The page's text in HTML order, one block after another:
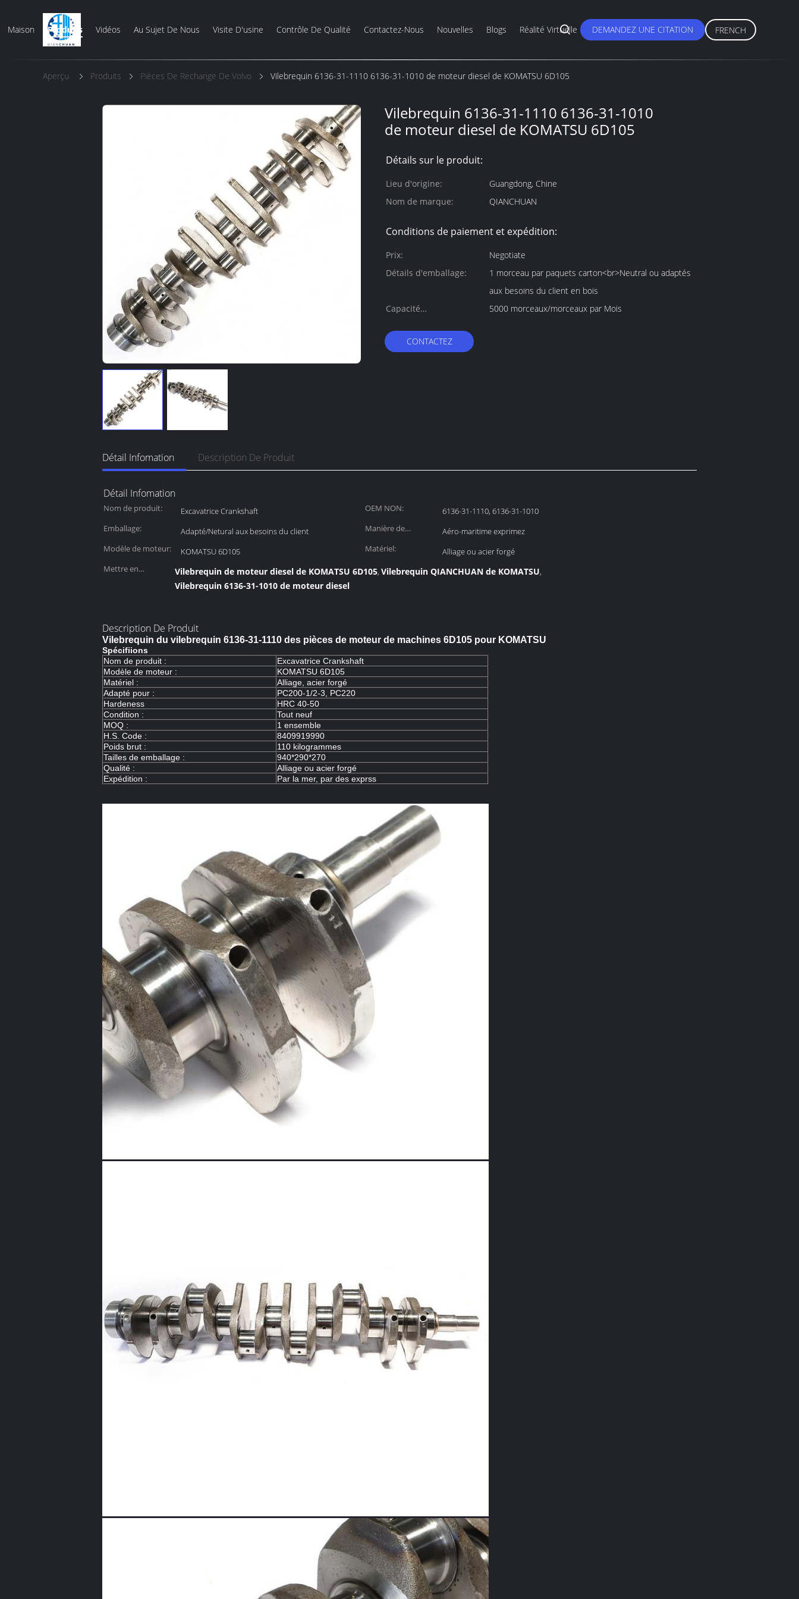
Maison Produits Vidéos Au Sujet De Nous Visite D'usine Contrôle De Qualité Contactez-Nous Nouvelles Blogs Réalité Virtuelle DEMANDEZ UNE CITATION FRENCH
Aperçu Produits Pièces De Rechange De Volvo Vilebrequin 6136-31-1110 6136-31-1010 de moteur diesel de KOMATSU 6D105
Vilebrequin 6136-31-1110 6136-31-1010
de moteur diesel de KOMATSU 6D105
Détails sur le produit:
Lieu d'origine:
Guangdong, Chine
Nom de marque:
QIANCHUAN
Conditions de paiement et expédition:
Prix:
Negotiate
Détails d'emballage:
1 morceau par paquets carton<br>Neutral ou adaptés
aux besoins du client en bois
Capacité
5000 morceaux/morceaux par Mois
CONTACTEZ
Détail Infomation Description De Produit
Détail Infomation
Nom de produit: Excavatrice Crankshaft OEM NON:
6136-31-1110, 6136-31-1010
Emballage:
Adapté/Netural aux besoins du client
Manière de
Aéro-maritime exprimez
Modèle de moteur:
KOMATSU 6D105 Matériel:
Alliage ou acier forgé
Mettre en
Vilebrequin de moteur diesel de KOMATSU 6D105, Vilebrequin QIANCHUAN de KOMATSU,
Vilebrequin 6136-31-1010 de moteur diesel
Description De Produit
Vilebrequin du vilebrequin 6136-31-1110 des pièces de moteur de machines 6D105 pour KOMATSU
Spécifiions
Nom de produit :
Excavatrice Crankshaft
Modèle de moteur :
KOMATSU 6D105
Matériel :
Alliage, acier forgé
Adapté pour :
PC200-1/2-3, PC220
Hardeness
HRC 40-50
Condition :
Tout neuf
MOQ :
1 ensemble
H.S. Code :
8409919990
Poids brut :
110 kilogrammes
Tailles de emballage :
940*290*270
Qualité :
Alliage ou acier forgé
Expédition :
Par la mer, par des exprss